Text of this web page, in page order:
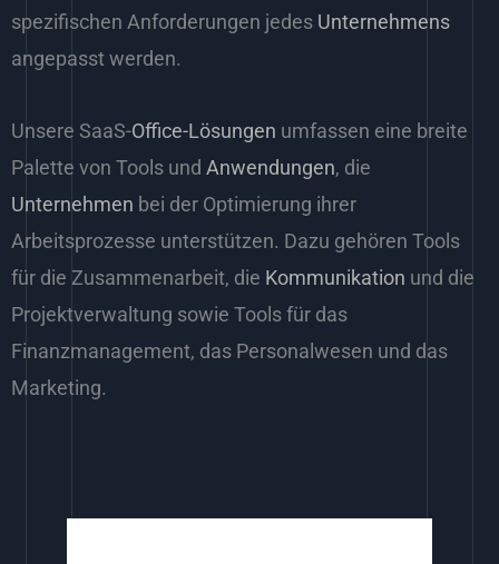
spezifischen Anforderungen jedes Unternehmens
angepasst werden.
Unsere SaaS-Office-Lösungen umfassen eine breite
Palette von Tools und Anwendungen, die
Unternehmen bei der Optimierung ihrer
Arbeitsprozesse unterstützen. Dazu gehören Tools
für die Zusammenarbeit, die Kommunikation und die
Projektverwaltung sowie Tools für das
Finanzmanagement, das Personalwesen und das
Marketing.